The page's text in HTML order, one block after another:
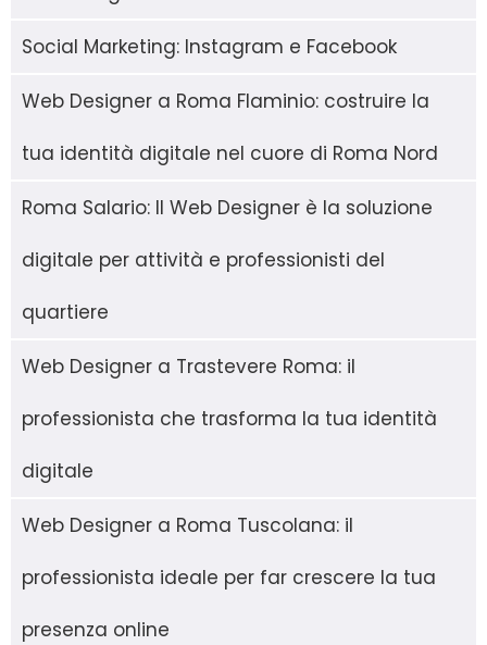
Social Marketing: Instagram e Facebook
Web Designer a Roma Flaminio: costruire la
tua identità digitale nel cuore di Roma Nord
Roma Salario: Il Web Designer è la soluzione
digitale per attività e professionisti del
quartiere
Web Designer a Trastevere Roma: il
professionista che trasforma la tua identità
digitale
Web Designer a Roma Tuscolana: il
professionista ideale per far crescere la tua
presenza online